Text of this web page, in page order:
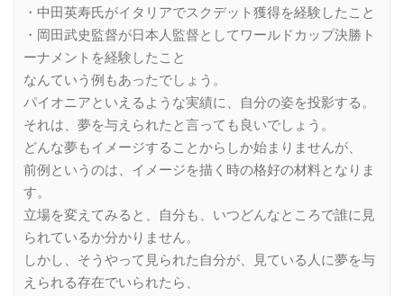
・中田英寿氏がイタリアでスクデット獲得を経験したこと
・岡田武史監督が日本人監督としてワールドカップ決勝ト
ーナメントを経験したこと
なんていう例もあったでしょう。
パイオニアといえるような実績に、自分の姿を投影する。
それは、夢を与えられたと言っても良いでしょう。
どんな夢もイメージすることからしか始まりませんが、
前例というのは、イメージを描く時の格好の材料となりま
す。
立場を変えてみると、自分も、いつどんなところで誰に見
られているか分かりません。
しかし、そうやって見られた自分が、見ている人に夢を与
えられる存在でいられたら、